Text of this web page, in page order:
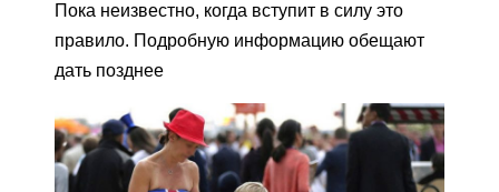
Пока неизвестно, когда вступит в силу это
правило. Подробную информацию обещают
дать позднее